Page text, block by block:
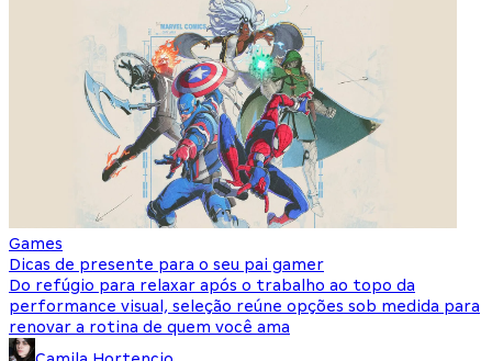
Games
Dicas de presente para o seu pai gamer
Do refúgio para relaxar após o trabalho ao topo da
performance visual, seleção reúne opções sob medida para
renovar a rotina de quem você ama